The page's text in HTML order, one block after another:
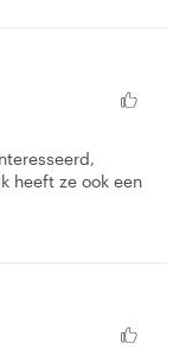
heeft ze ook een